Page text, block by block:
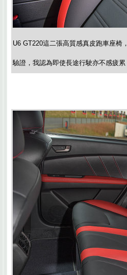
U6 GT220這二張高質感真皮跑車座椅
驗證，我認為即使長途行駛亦不感疲累